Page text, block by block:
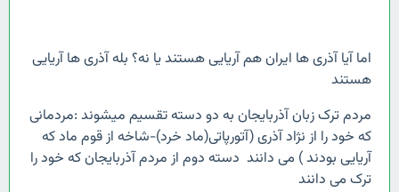
اما آیا آذری ها ایران هم آریایی هستند یا نه؟ بله آذری ها آریایی
هستند
مردم ترک زبان آذربایجان به دو دسته تقسیم میشوند :مردمانی
که خود را از نژاد آذری (آتورپاتی(ماد خرد)-شاخه از قوم ماد که
آریایی بودند ) می دانند دسته دوم از مردم آذربایجان که خود را
ترک می دانند